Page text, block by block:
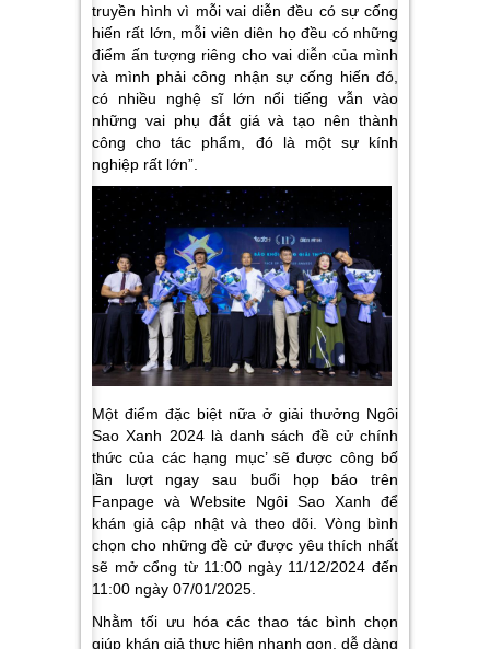
truyền hình vì mỗi vai diễn đều có sự cống
hiến rất lớn, mỗi viên diên họ đều có những
điểm ấn tượng riêng cho vai diễn của mình
và mình phải công nhận sự cống hiến đó,
có nhiều nghệ sĩ lớn nổi tiếng vẫn vào
những vai phụ đắt giá và tạo nên thành
công cho tác phẩm, đó là một sự kính
nghiệp rất lớn”
Một điểm đặc biệt nữa ở giải thưởng Ngôi
Sao Xanh 2024 là danh sách đề cử chính
thức của các hạng mục’ sẽ được công bố
lần lượt ngay sau buổi họp báo trên
Fanpage và Website Ngôi Sao Xanh để
khán giả cập nhật và theo dõi. Vòng bình
chọn cho những đề cử được yêu thích nhất
sẽ mở cổng từ 11:00 ngày 11/12/2024 đến
11:00 ngày 07/01/2025.
Nhằm tối ưu hóa các thao tác bình chọn
giúp khán giả thực hiện nhanh gọn, dễ dàng